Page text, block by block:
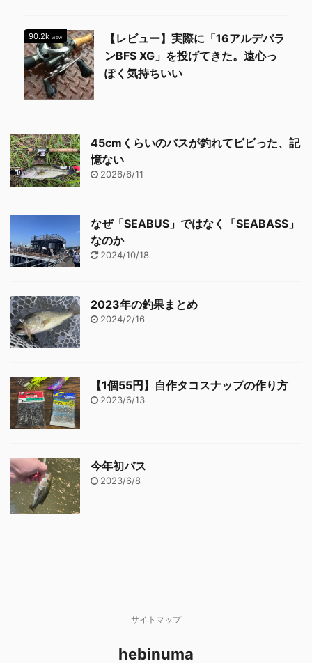
90.2k view
【レビュー】実際に「16アルデバラ
ンBFS XG」を投げてきた。遠心っ
ぽく気持ちいい
45cmくらいのバスが釣れてビビった、記
憶ない
2026/6/11
なぜ「SEABUS」ではなく「SEABASS」
なのか
2024/10/18
2023年の釣果まとめ
2024/2/16
【1個55円】自作タコスナップの作り方
2023/6/13
今年初バス
2023/6/8
サイトマップ
hebinuma